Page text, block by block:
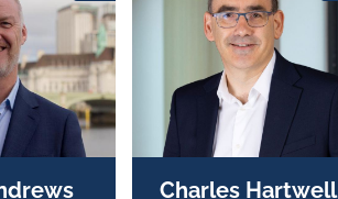
Charles Hartwell